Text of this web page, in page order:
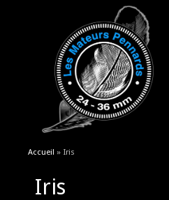
Vous êtes ici
Accueil » Iris
Iris